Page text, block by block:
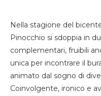
Nella stagione del
Pinocchio si sdoppia in
complementari, fruibili
unica per incontrare il
animato dal sogno di
Coinvolgente, ironico e